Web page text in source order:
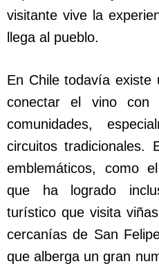
visitante vive la
llega al pueblo.
En Chile todavía existe
conectar el vino
comunidades,
circuitos tradicionales.
emblemáticos, como
que ha logrado
turístico que visita
cercanías de San
que alberga un gran